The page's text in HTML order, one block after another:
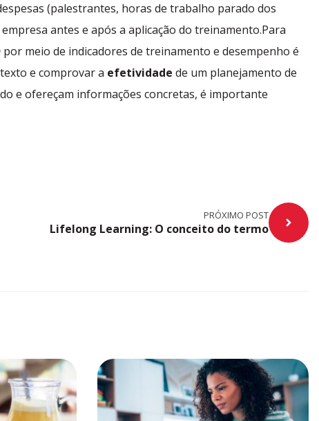
(palestrantes, horas de trabalho parado dos
antes e após a aplicação do treinamento.Para
por meio de indicadores de treinamento e desempenho é
e comprovar a efetividade de um planejamento de
e ofereçam informações concretas, é importante
PRÓXIMO POST
Lifelong Learning: O conceito do termo